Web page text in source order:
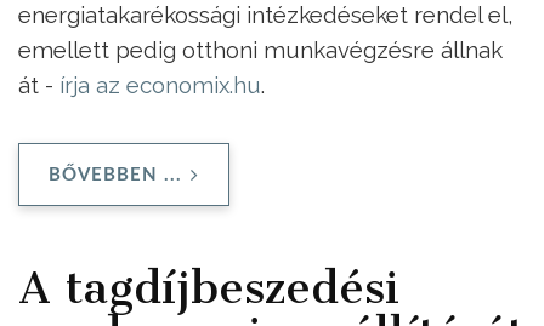
energiatakarékossági intézkedéseket rendel el,
emellett pedig otthoni munkavégzésre állnak
át - írja az economix.hu.
BŐVEBBEN ...
A tagdíjbeszedési